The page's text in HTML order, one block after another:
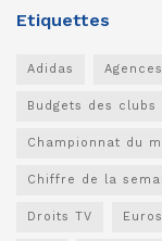
Etiquettes
Adidas
Budgets des clubs
Championnat du
Chiffre de la
Droits TV